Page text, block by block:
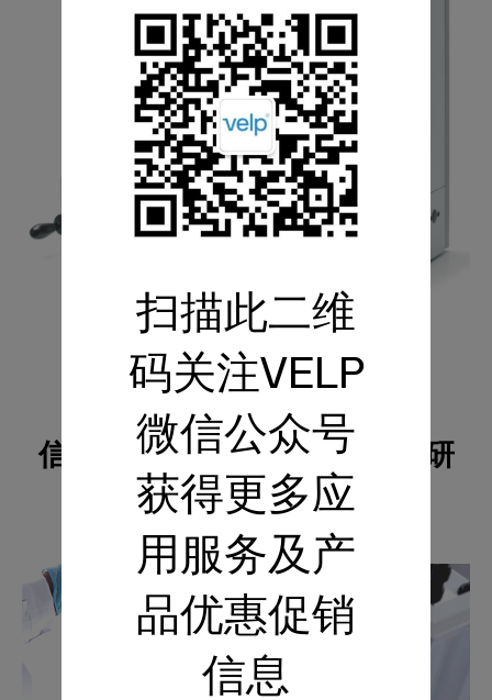
SER 148 系列 - 溶剂萃取仪
信息分享中心, 新闻中心, 网络研
讨会: 半自动溶剂萃取仪
扫描此二维
码关注VELP
微信公众号
获得更多应
用服务及产
品优惠促销
信息